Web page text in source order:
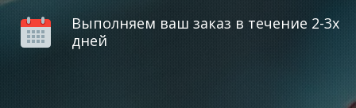
Выполняем ваш заказ в течение 2-3х
дней